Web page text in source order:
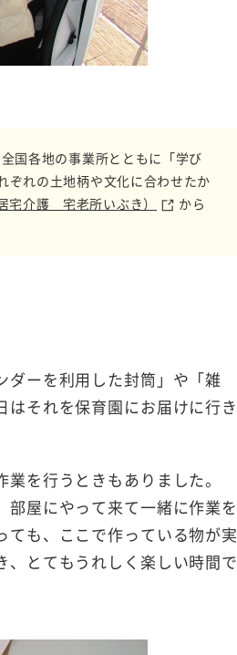
国各地の事業所とともに「学び
ぞれの土地柄や文化に合わせたか
宅介護 宅老所いぶき）
から
ダーを利用した封筒」や「雑
それを保育園にお届けに行き
を行うときもありました。
屋にやって来て一緒に作業を
も、ここで作っている物が実
とてもうれしく楽しい時間で